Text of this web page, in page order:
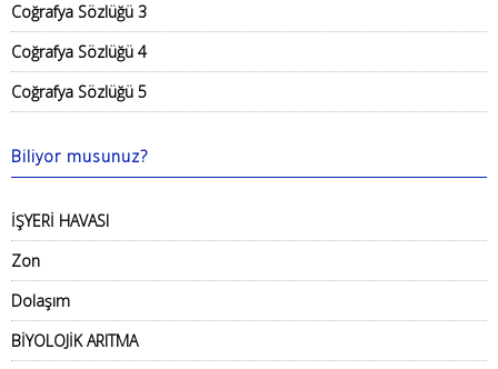
Coğrafya Sözlüğü 3
Coğrafya Sözlüğü 4
Coğrafya Sözlüğü 5
Biliyor musunuz?
İŞYERİ HAVASI
Zon
Dolaşım
BİYOLOJİK ARITMA